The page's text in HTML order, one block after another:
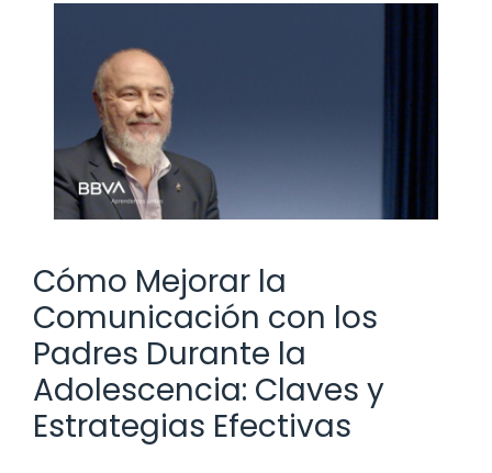
Cómo Mejorar la
Comunicación con los
Padres Durante la
Adolescencia: Claves y
Estrategias Efectivas